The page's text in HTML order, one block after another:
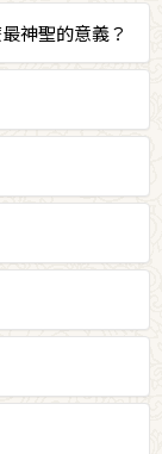
神聖的意義？
苦輪迴的方